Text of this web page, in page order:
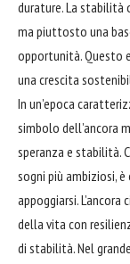
durature. La stabilità
ma piuttosto una
opportunità. Questo
una crescita
In un’epoca
simbolo dell’ancora
speranza e stabilità.
sogni più ambiziosi, è
appoggiarsi.
della vita con
di stabilità. Nel